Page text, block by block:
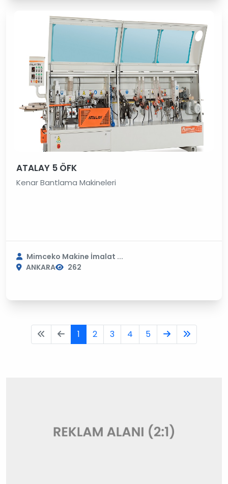
ATALAY 5 ÖFK
Kenar Bantlama Makineleri
Mimceko Makine İmalat ...
ANKARA
262
1 2 3 4 5